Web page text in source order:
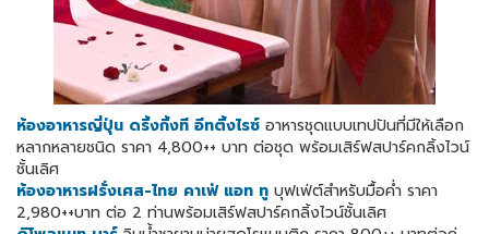
ห้องอาหารญี่ปุ่น ดริ้งกิ้งที อีทติ้งไรซ์ อาหารชุดแบบเทปปันที่มีให้เลือก
หลากหลายชนิด ราคา 4,800++ บาท ต่อชุด พร้อมเสิร์ฟสปาร์คกลิ้งไวน์
ชั้นเลิศ
ห้องอาหารฝรั่งเศส-ไทย คาเฟ่ แอท ทู บุฟเฟ่ต์สำหรับมื้อค่ำ ราคา
2,980++บาท ต่อ 2 ท่านพร้อมเสิร์ฟสปาร์คกลิ้งไวน์ชั้นเลิศ